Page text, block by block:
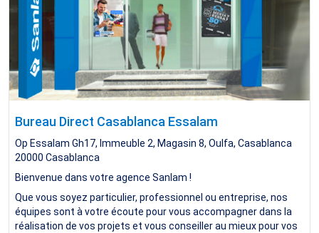
Bureau Direct Casablanca Essalam
Op Essalam Gh17, Immeuble 2, Magasin 8, Oulfa, Casablanca
20000 Casablanca
Bienvenue dans votre agence Sanlam !
Que vous soyez particulier, professionnel ou entreprise, nos
équipes sont à votre écoute pour vous accompagner dans la
réalisation de vos projets et vous conseiller au mieux pour vos